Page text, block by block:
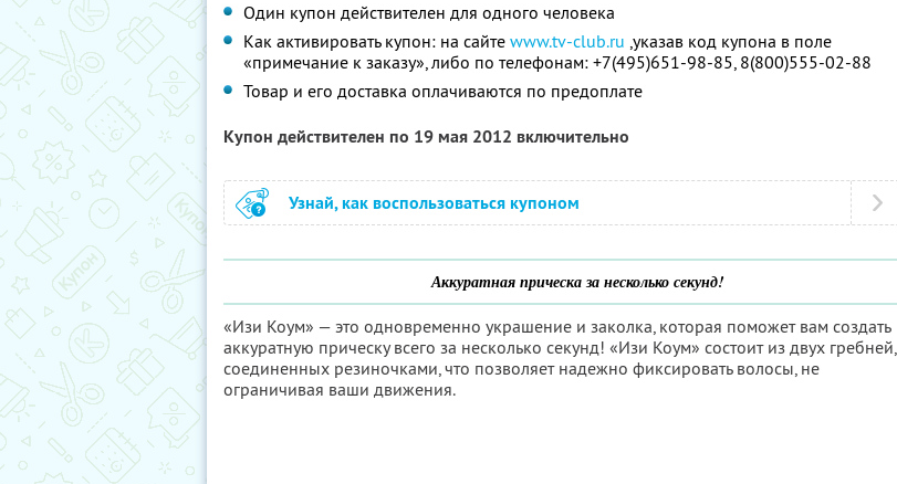
Один купон действителен для одного человека
Как активировать купон: на сайте www.tv-club.ru ,указав код купона в поле
«примечание к заказу», либо по телефонам: +7(495)651-98-85, 8(800)555-02-88
Товар и его доставка оплачиваются по предоплате
Купон действителен по 19 мая 2012 включительно
Узнай, как воспользоваться купоном
Аккуратная прическа за несколько секунд!
«Изи Коум» — это одновременно украшение и заколка, которая поможет вам создать
аккуратную прическу всего за несколько секунд! «Изи Коум» состоит из двух гребней,
соединенных резиночками, что позволяет надежно фиксировать волосы, не
ограничивая ваши движения.